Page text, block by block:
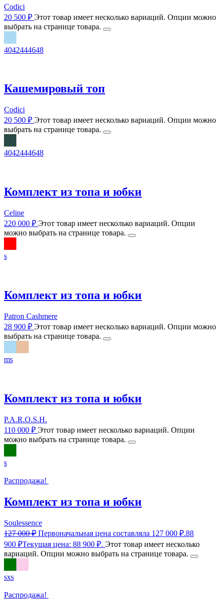
Codici
20 500 ₽ Этот товар имеет несколько вариаций. Опции можно
выбрать на странице товара.
4042444648
Кашемировый топ
Codici
20 500 ₽ Этот товар имеет несколько вариаций. Опции можно
выбрать на странице товара.
4042444648
Комплект из топа и юбки
Celine
220 000 ₽ Этот товар имеет несколько вариаций. Опции
можно выбрать на странице товара.
s
Комплект из топа и юбки
Patron Сashmere
28 900 ₽ Этот товар имеет несколько вариаций. Опции можно
выбрать на странице товара.
ms
Комплект из топа и юбки
P.A.R.O.S.H.
110 000 ₽ Этот товар имеет несколько вариаций. Опции
можно выбрать на странице товара.
s
Распродажа!
Комплект из топа и юбки
Soulessence
127 000₽ Первоначальная цена составляла 127 000 ₽.88
900 ₽Текущая цена: 88 900 ₽. Этот товар имеет несколько
вариаций. Опции можно выбрать на странице товара.
sxs
Распродажа!